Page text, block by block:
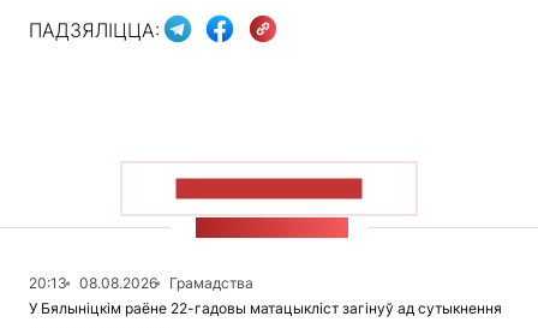
ПАДЗЯЛІЦЦА:
20:13 08.08.2026
Грамадства
У Бялыніцкім раёне 22-гадовы матацыкліст загінуў ад сутыкнення